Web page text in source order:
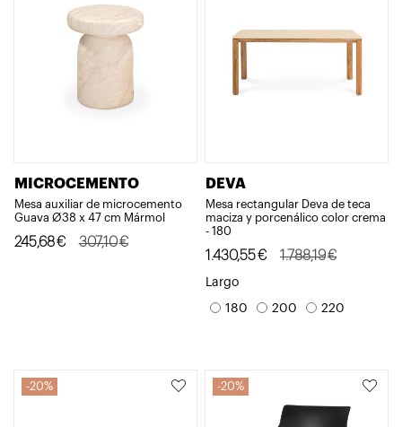
MICROCEMENTO
Mesa auxiliar de microcemento
Guava Ø38 x 47 cm Mármol
307,10€
El
245,68€
El
DEVA
Mesa rectangular Deva de teca
maciza y porcenálico color crema
- 180
1.788,19€
El
precio
original
1.430,55€
El
precio
actual
Largo
180 200 220
20% 20%